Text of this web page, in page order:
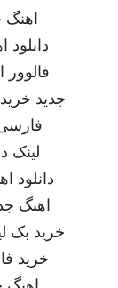
اهنگ
دانلود
فالوور
جدید
لینک
دانلود
اهنگ
خرید بک
خرید